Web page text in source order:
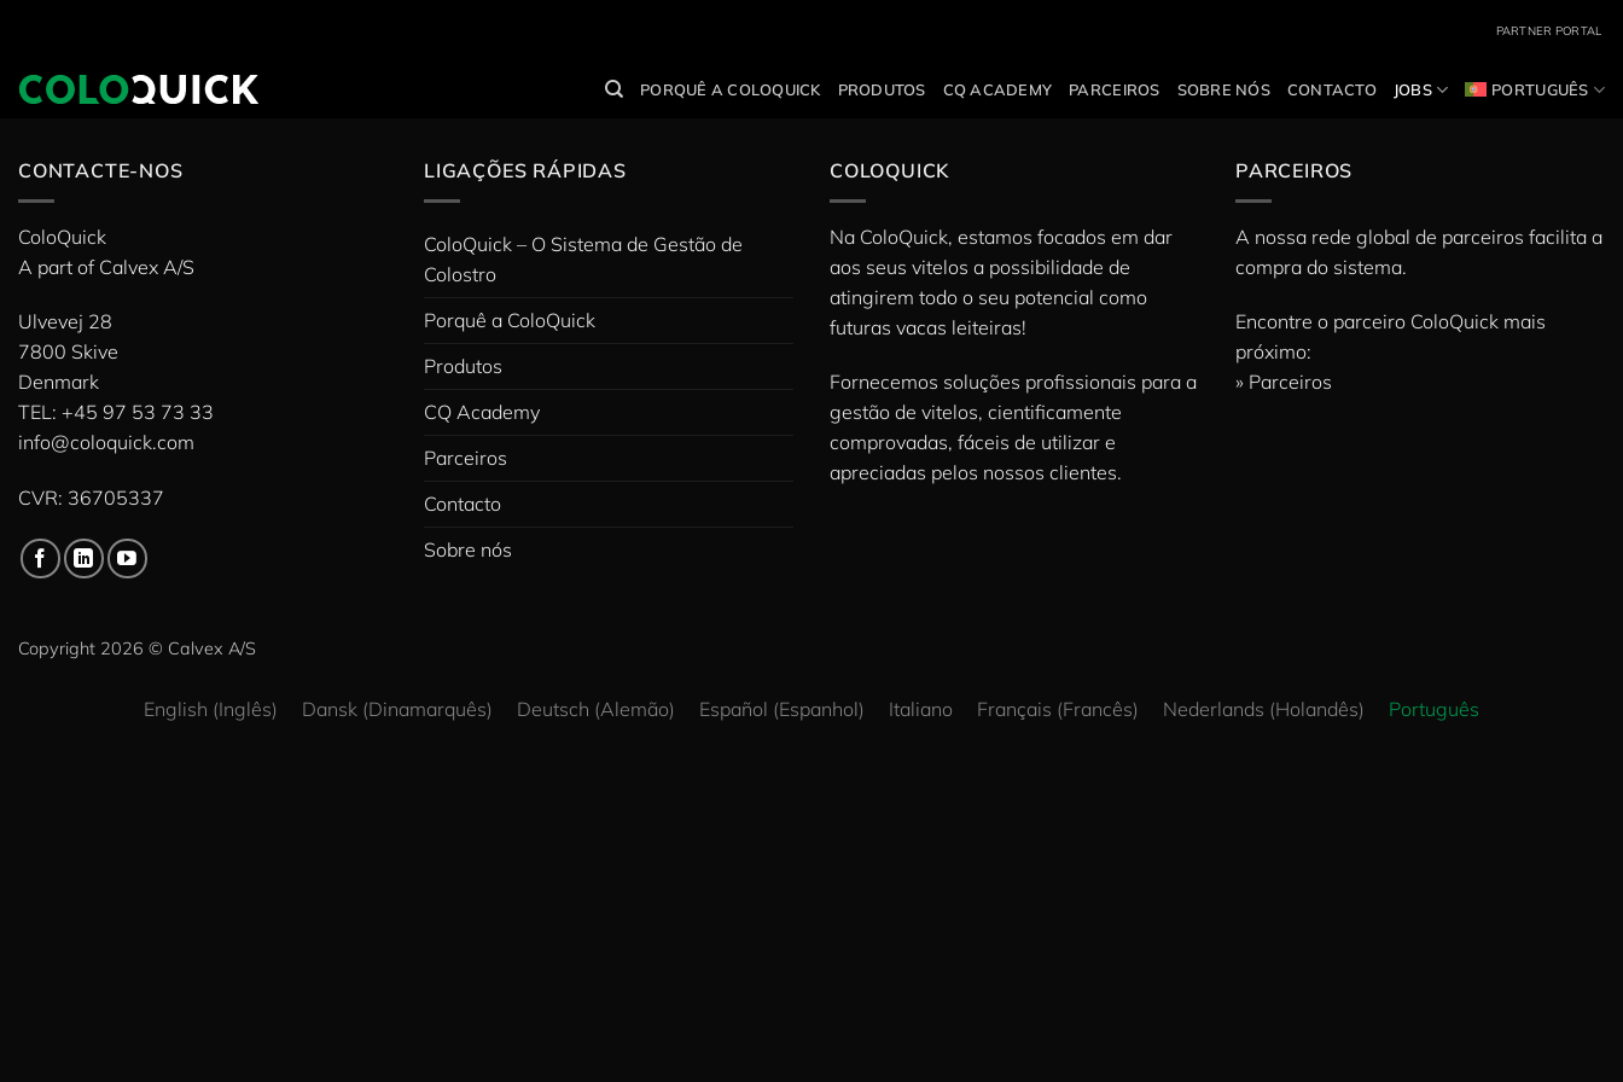
content
PARTNER PORTAL
PORQUÊ A COLOQUICK PRODUTOS CQ ACADEMY PARCEIROS SOBRE NÓS CONTACTO JOBS PORTUGUÊS
CONTACTE-NOS
ColoQuick
A part of Calvex A/S
Ulvevej 28
7800 Skive
Denmark
TEL: +45 97 53 73 33
info@coloquick.com
CVR: 36705337
LIGAÇÕES RÁPIDAS
ColoQuick – O Sistema de Gestão de
Colostro
Porquê a ColoQuick
Produtos
CQ Academy
Parceiros
Contacto
Sobre nós
COLOQUICK
Na ColoQuick, estamos focados em dar
aos seus vitelos a possibilidade de
atingirem todo o seu potencial como
futuras vacas leiteiras!
Fornecemos soluções profissionais para a
gestão de vitelos, cientificamente
comprovadas, fáceis de utilizar e
apreciadas pelos nossos clientes.
PARCEIROS
A nossa rede global de parceiros facilita a
compra do sistema.
Encontre o parceiro ColoQuick mais
próximo:
» Parceiros
Copyright 2026 © Calvex A/S
English (Inglês) Dansk (Dinamarquês) Deutsch (Alemão) Español (Espanhol) Italiano Français (Francês) Nederlands (Holandês) Português